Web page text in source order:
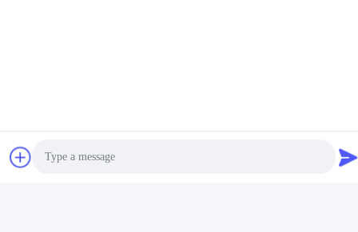
hongsinn-3@hongsinn.com